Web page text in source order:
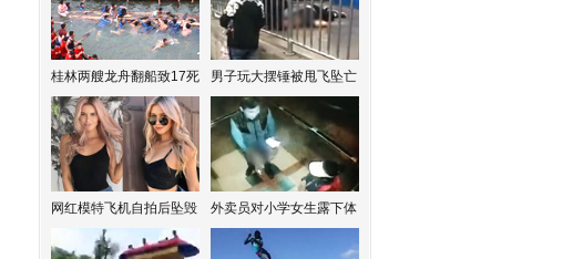
桂林两艘龙舟翻船致17死 男子玩大摆锤被甩飞坠亡
网红模特飞机自拍后坠毁 外卖员对小学女生露下体